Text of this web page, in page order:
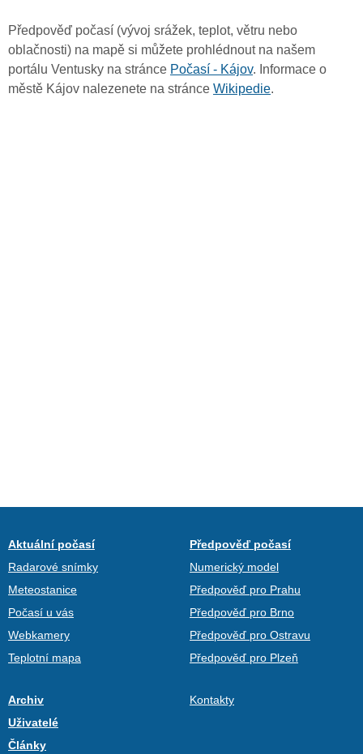
Předpověď počasí (vývoj srážek, teplot, větru nebo
oblačnosti) na mapě si můžete prohlédnout na našem
portálu Ventusky na stránce Počasí - Kájov. Informace o
městě Kájov nalezenete na stránce Wikipedie.
Aktuální počasí
Radarové snímky
Meteostanice
Počasí u vás
Webkamery
Teplotní mapa
Předpověď počasí
Numerický model
Předpověď pro Prahu
Předpověď pro Brno
Předpověď pro Ostravu
Předpověď pro Plzeň
Archiv
Uživatelé
Články
Kontakty